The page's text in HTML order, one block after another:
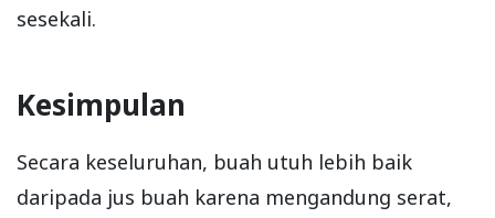
sesekali.
Kesimpulan
Secara keseluruhan, buah utuh lebih baik
daripada jus buah karena mengandung serat,